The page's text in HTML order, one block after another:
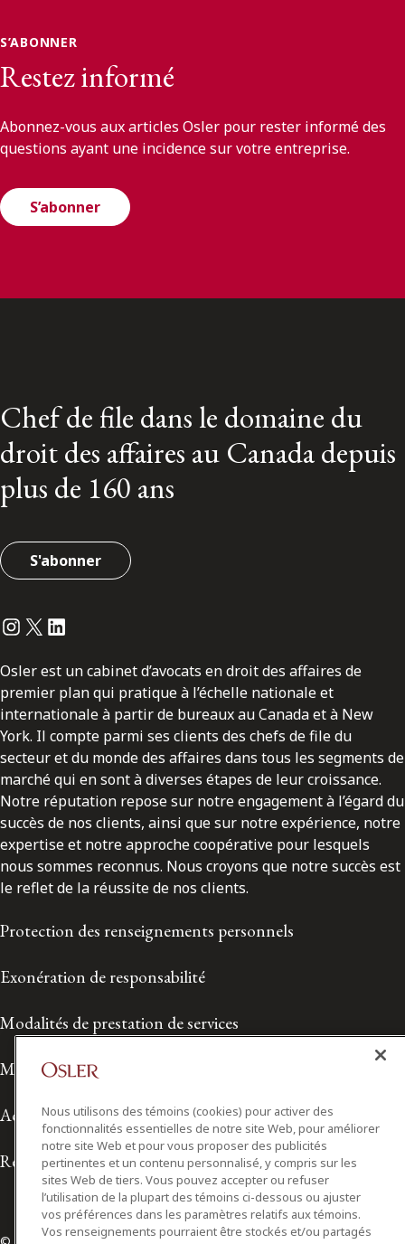
S’ABONNER
Restez informé
Abonnez-vous aux articles Osler pour rester informé des
questions ayant une incidence sur votre entreprise.
S’abonner
Chef de file dans le domaine du
droit des affaires au Canada depuis
plus de 160 ans
S'abonner
Instagram
Twitter
LinkedIn
Osler est un cabinet d’avocats en droit des affaires de
premier plan qui pratique à l’échelle nationale et
internationale à partir de bureaux au Canada et à New
York. Il compte parmi ses clients des chefs de file du
secteur et du monde des affaires dans tous les segments de
marché qui en sont à diverses étapes de leur croissance.
Notre réputation repose sur notre engagement à l’égard du
succès de nos clients, ainsi que sur notre expérience, notre
expertise et notre approche coopérative pour lesquels
nous sommes reconnus. Nous croyons que notre succès est
le reflet de la réussite de nos clients.
Protection des renseignements personnels
Exonération de responsabilité
Modalités de prestation de services
Modalités d'utilisation
Accessibilité
Relations avec les médias
Nous utilisons des témoins (cookies) pour activer des
fonctionnalités essentielles de notre site Web, pour améliorer
notre site Web et pour vous proposer des publicités
pertinentes et un contenu personnalisé, y compris sur les
sites Web de tiers. Vous pouvez accepter ou refuser
l’utilisation de la plupart des témoins ci-dessous ou ajuster
vos préférences dans les paramètres relatifs aux témoins.
Vos renseignements pourraient être stockés et/ou partagés